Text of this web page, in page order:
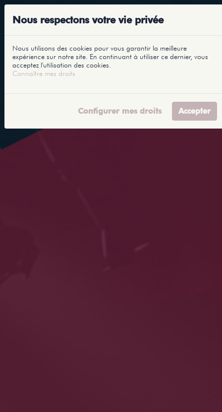
Nous respectons votre vie privée
Nous utilisons des cookies pour vous garantir la meilleure
expérience sur notre site. En continuant à utiliser ce dernier, vous
acceptez l'utilisation des cookies.
Connaître mes droits
Configurer mes droits Accepter